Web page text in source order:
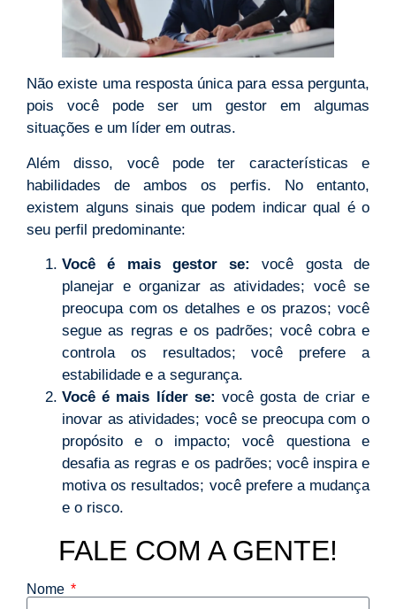
Não existe uma resposta única para essa pergunta,
pois você pode ser um gestor em algumas
situações e um líder em outras.
Além disso, você pode ter características e
habilidades de ambos os perfis. No entanto,
existem alguns sinais que podem indicar qual é o
seu perfil predominante:
Você é mais gestor se:
você gosta de
planejar e organizar as atividades; você se
preocupa com os detalhes e os prazos; você
segue as regras e os padrões; você cobra e
controla os resultados; você prefere a
estabilidade e a segurança.
Você é mais líder se: você gosta de criar e
inovar as atividades; você se preocupa com o
propósito e o impacto; você questiona e
desafia as regras e os padrões; você inspira e
motiva os resultados; você prefere a mudança
e o risco.
FALE COM A GENTE!
Nome